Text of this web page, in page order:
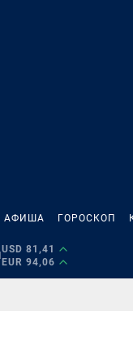
АФИША ГОРОСКОП
USD 81,41
EUR 94,06